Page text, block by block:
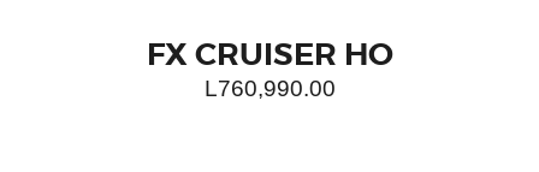
FX CRUISER HO
L760,990.00